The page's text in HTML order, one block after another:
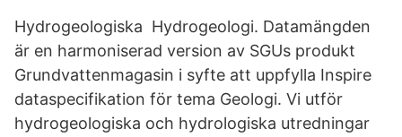
Hydrogeologiska Hydrogeologi. Datamängden
är en harmoniserad version av SGUs produkt
Grundvattenmagasin i syfte att uppfylla Inspire
dataspecifikation för tema Geologi. Vi utför
hydrogeologiska och hydrologiska utredningar